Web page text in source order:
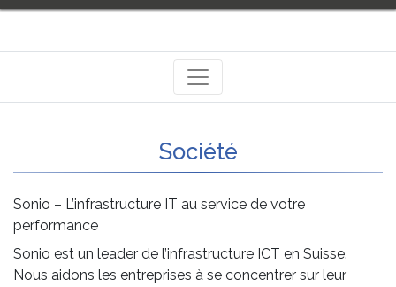
Société
Sonio – L’infrastructure IT au service de votre
performance
Sonio est un leader de l’infrastructure ICT en Suisse.
Nous aidons les entreprises à se concentrer sur leur